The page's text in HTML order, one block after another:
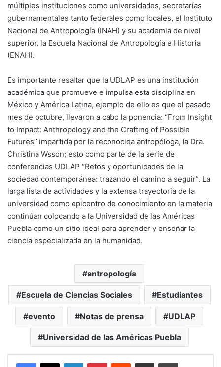
múltiples instituciones como universidades, secretarías
gubernamentales tanto federales como locales, el Instituto
Nacional de Antropología (INAH) y su academia de nivel
superior, la Escuela Nacional de Antropología e Historia
(ENAH).
Es importante resaltar que la UDLAP es una institución
académica que promueve e impulsa esta disciplina en
México y América Latina, ejemplo de ello es que el pasado
mes de octubre, llevaron a cabo la ponencia: “From Insight
to Impact: Anthropology and the Crafting of Possible
Futures” impartida por la reconocida antropóloga, la Dra.
Christina Wsson; esto como parte de la serie de
conferencias UDLAP “Retos y oportunidades de la
sociedad contemporánea: trazando el camino a seguir”. La
larga lista de actividades y la extensa trayectoria de la
universidad como epicentro de conocimiento en la materia
continúan colocando a la Universidad de las Américas
Puebla como un sitio ideal para aprender y enseñar la
ciencia especializada en la humanidad.
antropología
Escuela de Ciencias Sociales Estudiantes
evento Notas de prensa UDLAP
Universidad de las Américas Puebla
LinkedInPinterestReddit Share via Email Print